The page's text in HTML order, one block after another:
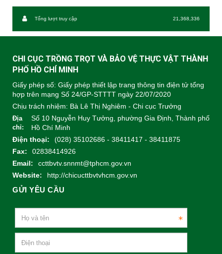
Tổng lượt truy cập 21,368,336
CHI CỤC TRỒNG TRỌT VÀ BẢO VỆ THỰC VẬT THÀNH
PHỐ HỒ CHÍ MINH
Giấy phép số: Giấy phép thiết lập trang thông tin điện tử tổng
hợp trên mạng Số 24/GP-STTTT ngày 22/07/2020
Chịu trách nhiệm: Bà Lê Thị Nghiêm - Chi cục Trưởng
Địa
chỉ:
Số 10 Nguyễn Huy Tưởng, phường Gia Định, Thành phố
Hồ Chí Minh
Điện thoại:
(028) 35102686 - 38411417 - 38411875
Fax:
02838414926
Email:
ccttbvtv.snnmt@tphcm.gov.vn
Website:
http://chicucttbvtvhcm.gov.vn
GỬI YÊU CẦU